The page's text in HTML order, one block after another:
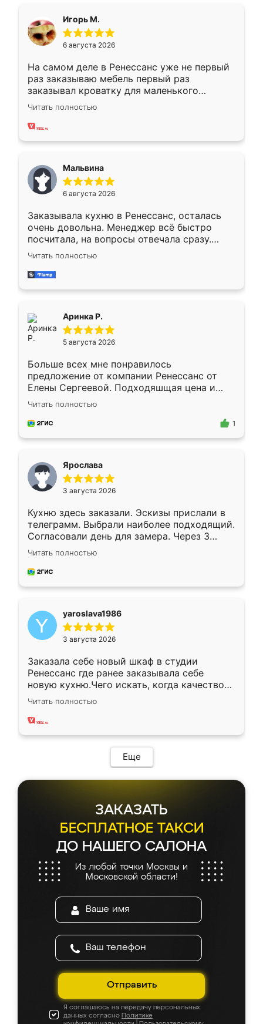
Игорь М.
6 августа 2026
На самом деле в Ренессанс уже не первый
раз заказываю мебель первый раз
заказывал кроватку для маленького
ребёнка при его рождении ,во второй раз
заказал шкаф-купе. По качеству очень
хорошее сборка достаточно быстрая,
меньше, здесь же он более разнообразный.
Мне нравится ,если что-то потребуется из
мебели буду заказывать только здесь.
Читать полностью
Мальвина
6 августа 2026
Заказывала кухню в Ренессанс, осталась
очень довольна. Менеджер всё быстро
посчитала, на вопросы отвечала сразу.
Замерщик приехал в субботу, подошёл к
делу со всей ответственностью. Собрали
за день, ребята работали аккуратно, даже
Читать полностью
Аринка Р.
5 августа 2026
Больше всех мне понравилось
предложение от компании Ренессанс от
Елены Сергеевой. Подходяшщая цена и
короткие сроки изготовления. Приехавший
для замера сотрудник Владислав
предложил по моему эскизу самый
Читать полностью
1
Ярослава
3 августа 2026
Кухню здесь заказали. Эскизы прислали в
телеграмм. Выбрали наиболее подходящий.
Согласовали день для замера. Через 3
недели кухня была уже готова. Остались
довольны работой. Спасибо Ренессанс
мебель за качественную работу!
Читать полностью
yaroslava1986
3 августа 2026
Заказала себе новый шкаф в студии
Ренессанс где ранее заказывала себе
новую кухню.Чего искать, когда качеством
вполне довольна. Служит кухня уже почти
два года, нареканий нет.
Читать полностью
Еще
ЗАКАЗАТЬ
БЕСПЛАТНОЕ ТАКСИ
ДО НАШЕГО САЛОНА
Из любой точки Москвы и
Московской области!
Отправить
Я соглашаюсь на передачу персональных
данных согласно Политике